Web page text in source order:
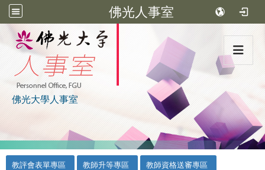
佛光人事室
:::
佛光大學人事室
教評會表單專區 教師升等專區 教師資格送審專區